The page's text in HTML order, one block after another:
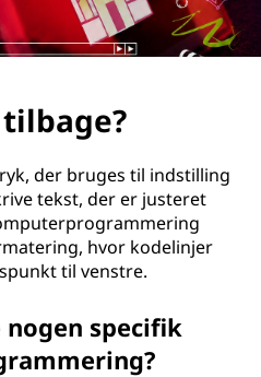
der bruges til indstilling
tekst, der er justeret
hvor kodelinjer
til venstre.
specifik